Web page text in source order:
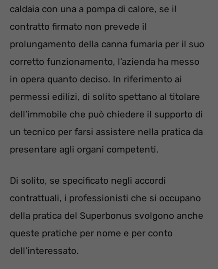
caldaia con una a pompa di calore, se il
contratto firmato non prevede il
prolungamento della canna fumaria per il suo
corretto funzionamento, l’azienda ha messo
in opera quanto deciso. In riferimento ai
permessi edilizi, di solito spettano al titolare
dell’immobile che può chiedere il supporto di
un tecnico per farsi assistere nella pratica da
presentare agli organi competenti.
Di solito, se specificato negli accordi
contrattuali, i professionisti che si occupano
della pratica del Superbonus svolgono anche
queste pratiche per nome e per conto
dell’interessato.